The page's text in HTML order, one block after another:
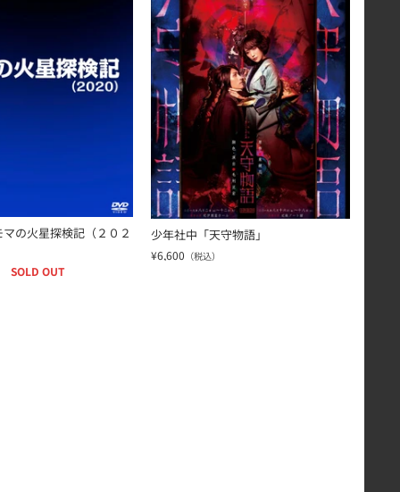
の火星探検記（２０２
SOLD OUT
少年社中「天守物語」
¥6,600 （税込）